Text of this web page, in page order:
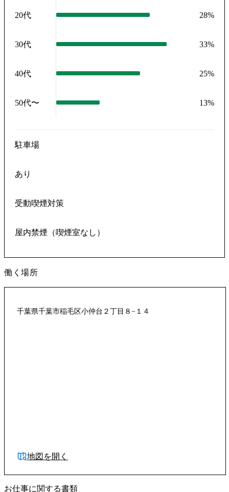
20代 28%
30代 33%
40代 25%
50代〜 13%
駐車場
あり
受動喫煙対策
屋内禁煙（喫煙室なし）
働く場所
千葉県千葉市稲毛区小仲台２丁目８−１４
地図を開く
お仕事に関する書類